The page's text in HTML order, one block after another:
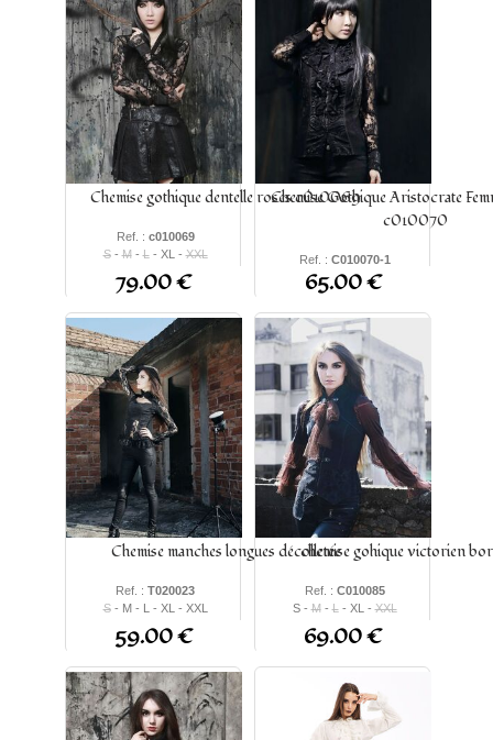
Chemise gothique dentelle roses c010069
Ref. : c010069
S-M-L- XL -XXL
79.00 €
Chemise Gothique Aristocrate
c010070
Ref. : C010070-1
S - M - L - XL - XXL
65.00 €
Chemise manches longues décolletée
Ref. : T020023
S- M - L - XL - XXL
59.00 €
chemise gohique victorien
Ref. : C010085
S -M-L- XL -XXL
69.00 €